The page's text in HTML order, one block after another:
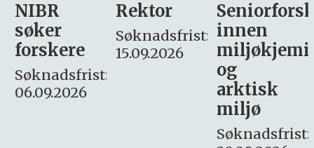
Rektor
Søknadsfrist:
15.09.2026
Seniorforsker
innen
miljøkjemi
søker
– fast
Søknadsfrist:
16. august.